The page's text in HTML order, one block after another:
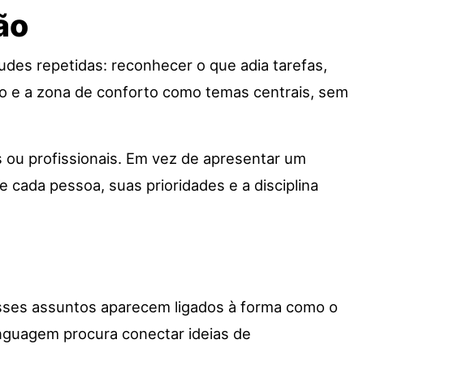
repetidas: reconhecer o que adia tarefas,
e a zona de conforto como temas centrais, sem
profissionais. Em vez de apresentar um
pessoa, suas prioridades e a disciplina
assuntos aparecem ligados à forma como o
procura conectar ideias de